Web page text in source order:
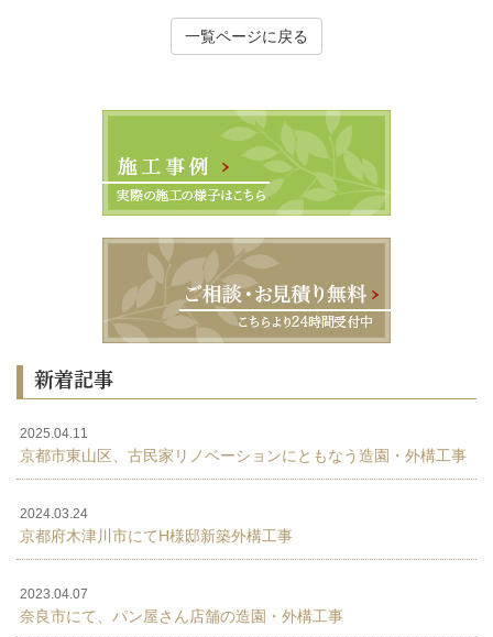
一覧ページに戻る
新着記事
2025.04.11
京都市東山区、古民家リノベーションにともなう造園・外構工事
2024.03.24
京都府木津川市にてH様邸新築外構工事
2023.04.07
奈良市にて、パン屋さん店舗の造園・外構工事